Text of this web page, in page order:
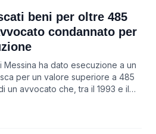
beni per oltre 485
condannato per
Messina ha dato esecuzione a un
per un valore superiore a 485
un avvocato che, tra il 1993 e il